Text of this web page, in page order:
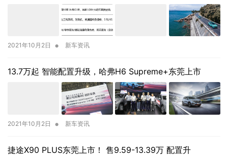
2021年10月2日 • 新车资讯
13.7万起 智能配置升级，哈弗H6 Supreme+东莞上市
2021年10月2日 • 新车资讯
捷途X90 PLUS东莞上市！ 售9.59-13.39万 配置升